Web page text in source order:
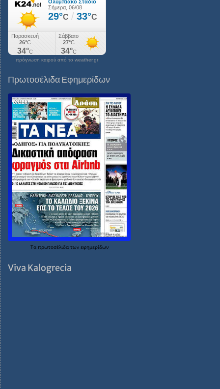
πρόγνωση καιρού από το weather.gr
Πρωτοσέλιδα Εφημερίδων
Τα πρωτοσέλιδα των εφημερίδων
Viva Kalogrecia